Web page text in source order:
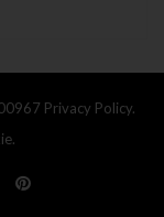
Privacy Policy.